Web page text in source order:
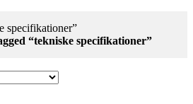
specifikationer”
“tekniske specifikationer”